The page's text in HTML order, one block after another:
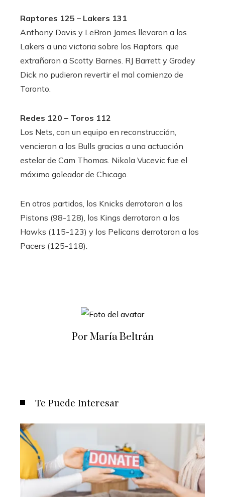
Raptores 125 – Lakers 131
Anthony Davis y LeBron James llevaron a los
Lakers a una victoria sobre los Raptors, que
extrañaron a Scotty Barnes. RJ Barrett y Gradey
Dick no pudieron revertir el mal comienzo de
Toronto.
Redes 120 – Toros 112
Los Nets, con un equipo en reconstrucción,
vencieron a los Bulls gracias a una actuación
estelar de Cam Thomas. Nikola Vucevic fue el
máximo goleador de Chicago.
En otros partidos, los Knicks derrotaron a los
Pistons (98-128), los Kings derrotaron a los
Hawks (115-123) y los Pelicans derrotaron a los
Pacers (125-118).
Por María Beltrán
Te Puede Interesar